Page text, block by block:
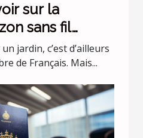
sur la
sans fil
?
jardin, c’est d’ailleurs
de Français. Mais...